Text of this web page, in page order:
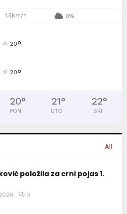
1.5km/h 0%
20°
20°
20°
PON
21°
UTO
22°
SRI
All
položila za crni pojas 1.
0